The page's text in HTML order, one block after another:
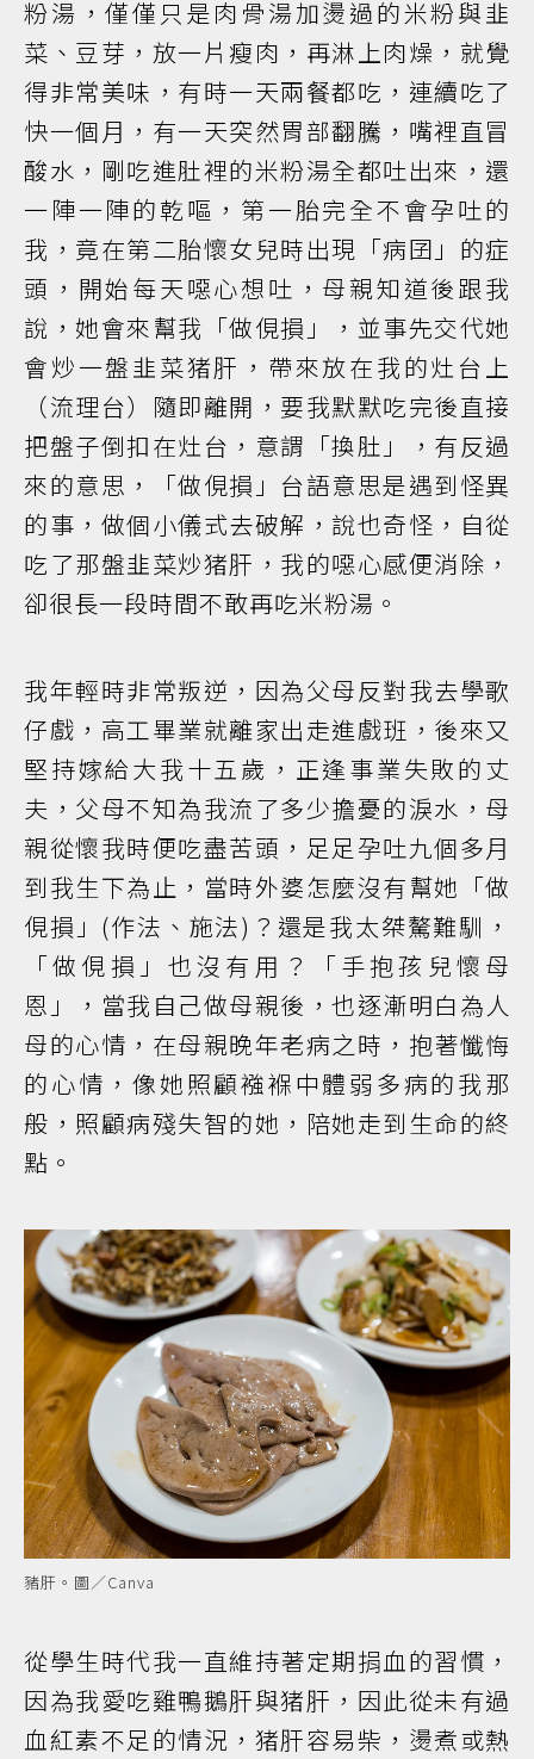
粉湯，僅僅只是肉骨湯加燙過的米粉與韭
菜、豆芽，放一片瘦肉，再淋上肉燥，就覺
得非常美味，有時一天兩餐都吃，連續吃了
快一個月，有一天突然胃部翻騰，嘴裡直冒
酸水，剛吃進肚裡的米粉湯全都吐出來，還
一陣一陣的乾嘔，第一胎完全不會孕吐的
我，竟在第二胎懷女兒時出現「病囝」的症
頭，開始每天噁心想吐，母親知道後跟我
說，她會來幫我「做俔損」，並事先交代她
會炒一盤韭菜猪肝，帶來放在我的灶台上
（流理台）隨即離開，要我默默吃完後直接
把盤子倒扣在灶台，意謂「換肚」，有反過
來的意思，「做俔損」台語意思是遇到怪異
的事，做個小儀式去破解，說也奇怪，自從
吃了那盤韭菜炒猪肝，我的噁心感便消除，
卻很長一段時間不敢再吃米粉湯。
我年輕時非常叛逆，因為父母反對我去學歌
仔戲，高工畢業就離家出走進戲班，後來又
堅持嫁給大我十五歲，正逢事業失敗的丈
夫，父母不知為我流了多少擔憂的淚水，母
親從懷我時便吃盡苦頭，足足孕吐九個多月
到我生下為止，當時外婆怎麼沒有幫她「做
俔損」(作法、施法)？還是我太桀驁難馴，
「做俔損」也沒有用？「手抱孩兒懷母
恩」，當我自己做母親後，也逐漸明白為人
母的心情，在母親晚年老病之時，抱著懺悔
的心情，像她照顧襁褓中體弱多病的我那
般，照顧病殘失智的她，陪她走到生命的終
點。
豬肝。圖／Canva
從學生時代我一直維持著定期捐血的習慣，
因為我愛吃雞鴨鵝肝與猪肝，因此從未有過
血紅素不足的情況，猪肝容易柴，燙煮或熱